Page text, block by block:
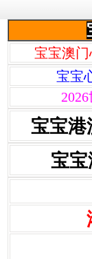
宝宝澳
宝宝
宝宝港
宝宝